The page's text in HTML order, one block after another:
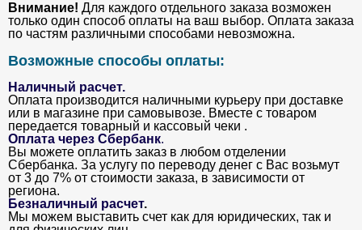
Внимание! Для каждого отдельного заказа возможен
только один способ оплаты на ваш выбор. Оплата заказа
по частям различными способами невозможна.
Возможные способы оплаты:
Наличный расчет.
Оплата производится наличными курьеру при доставке
или в магазине при самовывозе. Вместе с товаром
передается товарный и кассовый чеки .
Оплата через Сбербанк.
Вы можете оплатить заказ в любом отделении
Сбербанка. За услугу по переводу денег с Вас возьмут
от 3 до 7% от стоимости заказа, в зависимости от
региона.
Безналичный расчет.
Мы можем выставить счет как для юридических, так и